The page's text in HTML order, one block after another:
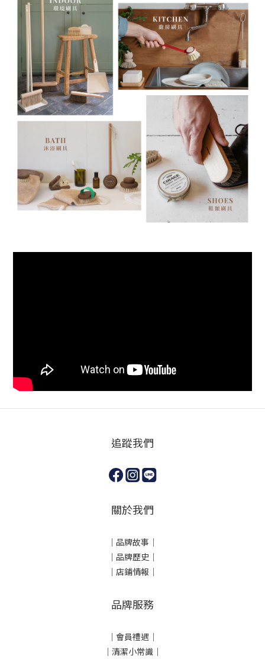
追蹤我們
關於我們
｜ 品牌故事 ｜
｜品牌歷史 ｜
｜店鋪情報｜
品牌服務
｜會員禮遇｜
｜清潔小常識｜